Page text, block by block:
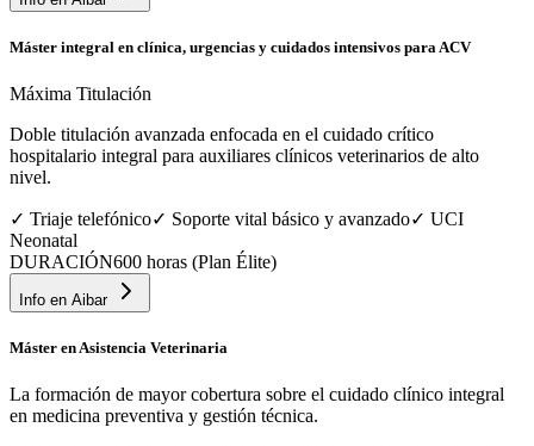
Máster integral en clínica, urgencias y cuidados intensivos para ACV
Máxima Titulación
Doble titulación avanzada enfocada en el cuidado crítico
hospitalario integral para auxiliares clínicos veterinarios de alto
nivel.
✓ Triaje telefónico✓ Soporte vital básico y avanzado✓ UCI
Neonatal
DURACIÓN600 horas (Plan Élite)
Info en Aibar
Máster en Asistencia Veterinaria
La formación de mayor cobertura sobre el cuidado clínico integral
en medicina preventiva y gestión técnica.